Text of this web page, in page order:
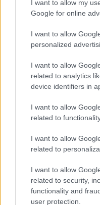
I want to allow my
Google for online
I want to allow
personalized
I want to allow
related to analytics
device identifiers in
I want to allow
related to
I want to allow
related to
I want to allow
related to security,
functionality and
user protection.
Az utóbbi időben a
különböző résztvevői
a transzpolitikák
Mindehhez, azt
egyébként